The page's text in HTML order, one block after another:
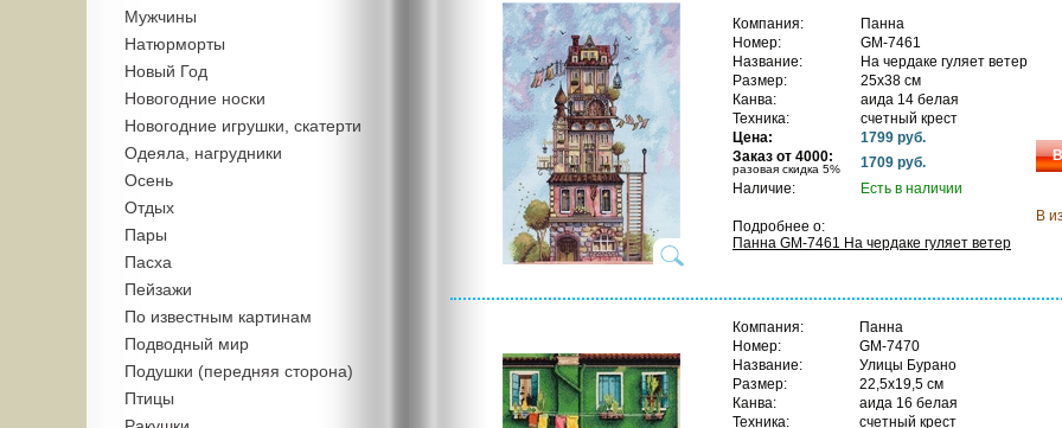
Мужчины
Натюрморты
Новый Год
Новогодние носки
Новогодние игрушки, скатерти
Одеяла, нагрудники
Осень
Отдых
Пары
Пасха
Пейзажи
По известным картинам
Подводный мир
Подушки (передняя сторона)
Птицы
Компания:
Панна
Номер:
GM-7461
Название:
На чердаке гуляет ветер
Размер:
25х38 см
Канва:
аида 14 белая
Техника:
счетный крест
Цена:
1799 руб.
Заказ от 4000:
разовая скидка 5%
1709 руб.
Наличие:
Есть в наличии
В
Подробнее о:
Панна GM-7461 На чердаке гуляет ветер
Компания:
Панна
Номер:
GM-7470
Название:
Улицы Бурано
Размер:
22,5х19,5 см
Канва:
аида 16 белая
Техника:
счетный крест